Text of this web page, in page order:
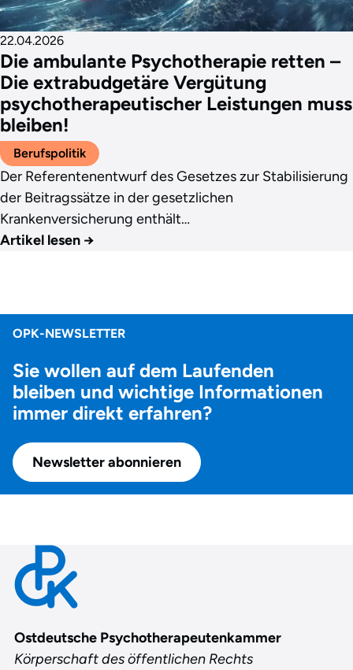
Die ambulante Psychotherapie retten –
Die extrabudgetäre Vergütung
psychotherapeutischer Leistungen muss
bleiben!
22.04.2026
Berufspolitik
Der Referentenentwurf des Gesetzes zur Stabilisierung
der Beitragssätze in der gesetzlichen
Krankenversicherung enthält…
Artikel lesen →
OPK-NEWSLETTER
Sie wollen auf dem Laufenden
bleiben und wichtige Informationen
immer direkt erfahren?
Newsletter abonnieren
Contact
Ostdeutsche Psychotherapeutenkammer
Körperschaft des öffentlichen Rechts